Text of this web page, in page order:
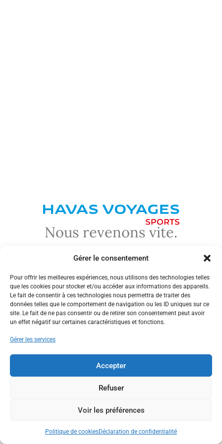
Gérer le consentement
Pour offrir les meilleures expériences, nous utilisons des technologies telles
que les cookies pour stocker et/ou accéder aux informations des appareils.
Le fait de consentir à ces technologies nous permettra de traiter des
données telles que le comportement de navigation ou les ID uniques sur ce
site. Le fait de ne pas consentir ou de retirer son consentement peut avoir
un effet négatif sur certaines caractéristiques et fonctions.
Gérer les services
Accepter
Refuser
Voir les préférences
Politique de cookiesDéclaration de confidentialité
Nous revenons vite.